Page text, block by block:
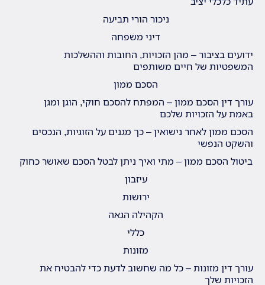
ניכור הורי תביעה
דיני משפחה
ידועים בציבור – מהן הזכויות, החובות וההשלכות
המשפטיות של חיים משותפים
הסכם ממון
עורך דין הסכם ממון – המפתח להסכם חוקי, הוגן ומגן
באמת על הזכויות שלכם
הסכם ממון לאחר נישואין – כך מגנים על הזוגיות, הנכסים
והשקט הנפשי
ביטול הסכם ממון – מתי ואיך ניתן לבטל הסכם שאושר כחוק
עיזבון
ירושות
הקהילה הגאה
כללי
מזונות
עורך דין מזונות – כל מה שחשוב לדעת כדי להבטיח את
הזכויות שלך